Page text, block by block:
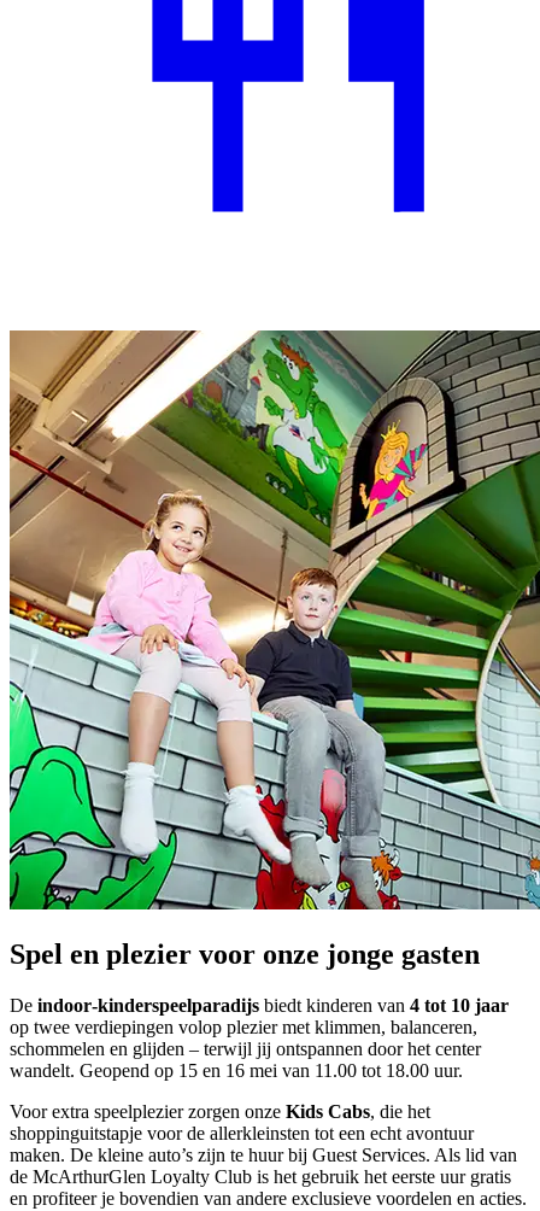
Spel en plezier voor onze jonge gasten
De indoor‑kinderspeelparadijs biedt kinderen van 4 tot 10 jaar
op twee verdiepingen volop plezier met klimmen, balanceren,
schommelen en glijden – terwijl jij ontspannen door het center
wandelt. Geopend op 15 en 16 mei van 11.00 tot 18.00 uur.
Voor extra speelplezier zorgen onze Kids Cabs, die het
shoppinguitstapje voor de allerkleinsten tot een echt avontuur
maken. De kleine auto’s zijn te huur bij Guest Services. Als lid van
de McArthurGlen Loyalty Club is het gebruik het eerste uur gratis
en profiteer je bovendien van andere exclusieve voordelen en acties.